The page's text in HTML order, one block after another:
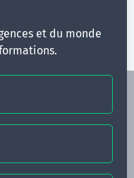
et du monde